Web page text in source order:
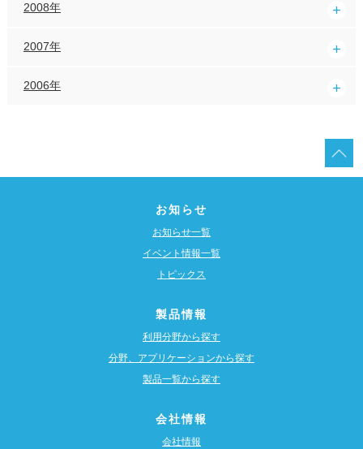
2008年
2007年
2006年
お知らせ
お知らせ一覧
イベント情報一覧
トピックス
製品情報
利用分野から探す
分野、アプリケーションから探す
製品一覧から探す
会社情報
会社情報